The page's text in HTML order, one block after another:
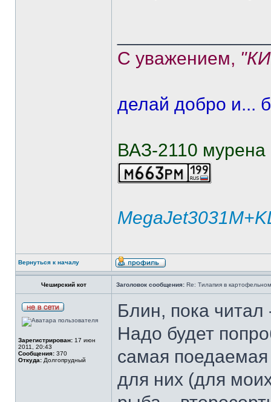
С уважением,
делай добро и...
ВАЗ-2110 мурена
Вернуться к началу
Чеширский кот Заголовок сообщения: Re: Тилапия в
Зарегистрирован: 17 июн
2011, 20:43
Сообщения: 370
Откуда: Долгопрудный
Блин, пока
Надо будет
самая
для них (для